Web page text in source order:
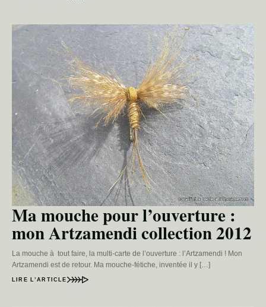
Ma mouche pour l’ouverture :
mon Artzamendi collection 2012
La mouche à tout faire, la multi-carte de l’ouverture : l’Artzamendi ! Mon
Artzamendi est de retour. Ma mouche-fétiche, inventée il y […]
LIRE L’ARTICLE